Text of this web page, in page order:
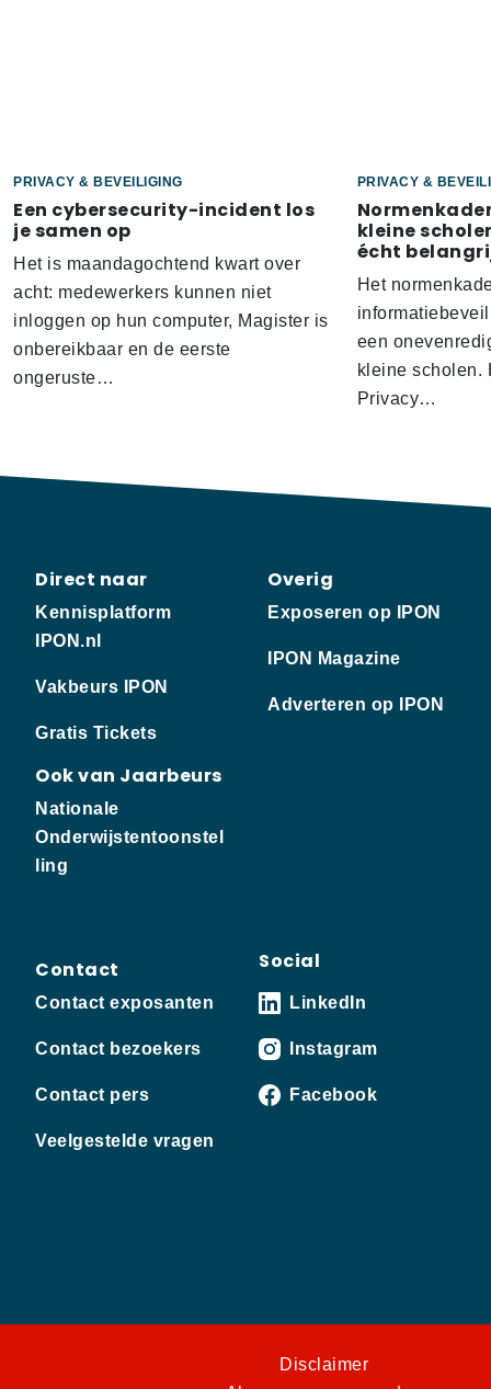
PRIVACY & BEVEILIGING
Een cybersecurity-incident los
je samen op
Het is maandagochtend kwart over
acht: medewerkers kunnen niet
inloggen op hun computer, Magister is
onbereikbaar en de eerste
ongeruste…
PRIVACY &
kleine
écht
Het
een
kleine scholen.
Privacy…
Direct naar
Kennisplatform
IPON.nl
Vakbeurs IPON
Gratis Tickets
Ook van Jaarbeurs
Nationale
Onderwijstentoonstel
ling
Overig
Exposeren op IPON
IPON Magazine
Adverteren op IPON
Contact
Contact exposanten
Contact bezoekers
Contact pers
Veelgestelde vragen
Social
LinkedIn
Instagram
Facebook
Disclaimer